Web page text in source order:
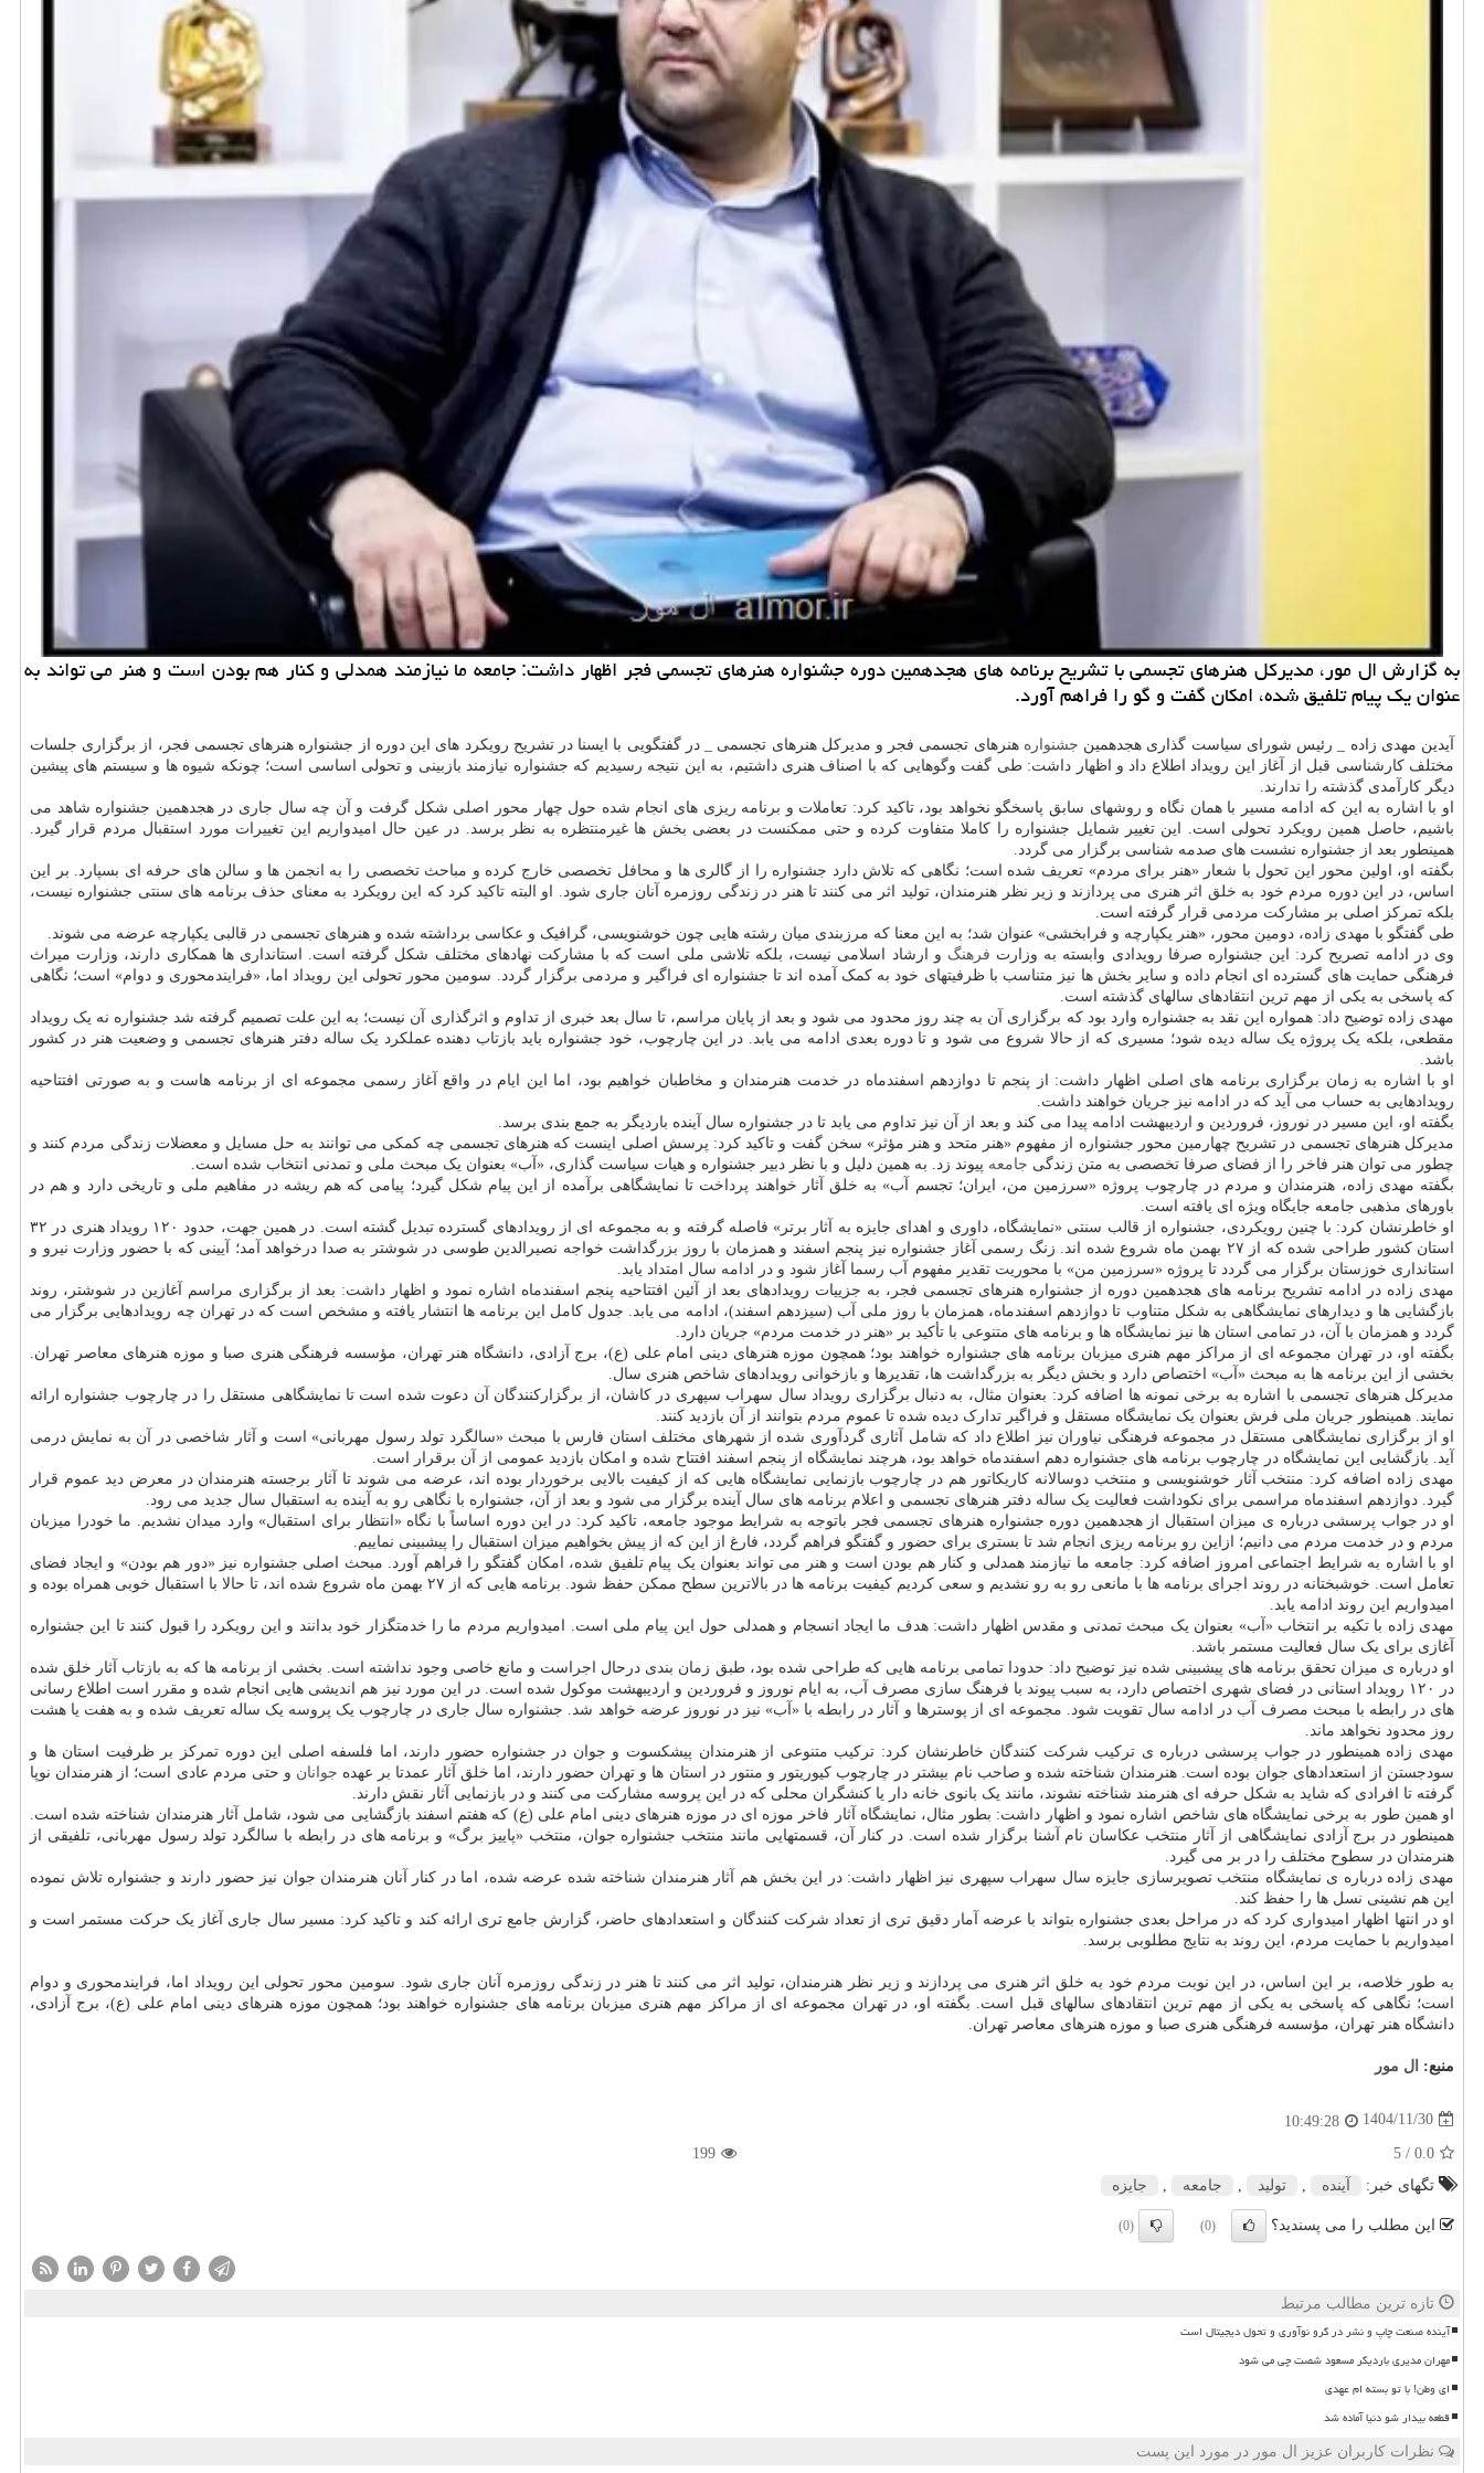
به گزارش ال مور، مدیرکل هنرهای تجسمی با تشریح برنامه های هجدهمین دوره جشنواره هنرهای تجسمی فجر اظهار داشت: جامعه ما نیازمند همدلی و کنار هم بودن است و هنر می تواند به
عنوان یک پیام تلفیق شده، امکان گفت و گو را فراهم آورد.
آیدین مهدی زاده _ رئیس شورای سیاست گذاری هجدهمین جشنواره هنرهای تجسمی فجر و مدیرکل هنرهای تجسمی _ در گفتگویی با ایسنا در تشریح رویکرد های این دوره از جشنواره هنرهای تجسمی فجر، از برگزاری جلسات
مختلف کارشناسی قبل از آغاز این رویداد اطلاع داد و اظهار داشت: طی گفت وگوهایی که با اصناف هنری داشتیم، به این نتیجه رسیدیم که جشنواره نیازمند بازبینی و تحولی اساسی است؛ چونکه شیوه ها و سیستم های پیشین
دیگر کارآمدی گذشته را ندارند.
او با اشاره به این که ادامه مسیر با همان نگاه و روشهای سابق پاسخگو نخواهد بود، تاکید کرد: تعاملات و برنامه ریزی های انجام شده حول چهار محور اصلی شکل گرفت و آن چه سال جاری در هجدهمین جشنواره شاهد می
باشیم، حاصل همین رویکرد تحولی است. این تغییر شمایل جشنواره را کاملا متفاوت کرده و حتی ممکنست در بعضی بخش ها غیرمنتظره به نظر برسد. در عین حال امیدواریم این تغییرات مورد استقبال مردم قرار گیرد.
همینطور بعد از جشنواره نشست های صدمه شناسی برگزار می گردد.
بگفته او، اولین محور این تحول با شعار «هنر برای مردم» تعریف شده است؛ نگاهی که تلاش دارد جشنواره را از گالری ها و محافل تخصصی خارج کرده و مباحث تخصصی را به انجمن ها و سالن های حرفه ای بسپارد. بر این
اساس، در این دوره مردم خود به خلق اثر هنری می پردازند و زیر نظر هنرمندان، تولید اثر می کنند تا هنر در زندگی روزمره آنان جاری شود. او البته تاکید کرد که این رویکرد به معنای حذف برنامه های سنتی جشنواره نیست،
بلکه تمرکز اصلی بر مشارکت مردمی قرار گرفته است.
طی گفتگو با مهدی زاده، دومین محور، «هنر یکپارچه و فرابخشی» عنوان شد؛ به این معنا که مرزبندی میان رشته هایی چون خوشنویسی، گرافیک و عکاسی برداشته شده و هنرهای تجسمی در قالبی یکپارچه عرضه می شوند.
وی در ادامه تصریح کرد: این جشنواره صرفا رویدادی وابسته به وزارت فرهنگ و ارشاد اسلامی نیست، بلکه تلاشی ملی است که با مشارکت نهادهای مختلف شکل گرفته است. استانداری ها همکاری دارند، وزارت میراث
فرهنگی حمایت های گسترده ای انجام داده و سایر بخش ها نیز متناسب با ظرفیتهای خود به کمک آمده اند تا جشنواره ای فراگیر و مردمی برگزار گردد. سومین محور تحولی این رویداد اما، «فرایندمحوری و دوام» است؛ نگاهی
که پاسخی به یکی از مهم ترین انتقادهای سالهای گذشته است.
مهدی زاده توضیح داد: همواره این نقد به جشنواره وارد بود که برگزاری آن به چند روز محدود می شود و بعد از پایان مراسم، تا سال بعد خبری از تداوم و اثرگذاری آن نیست؛ به این علت تصمیم گرفته شد جشنواره نه یک رویداد
مقطعی، بلکه یک پروژه یک ساله دیده شود؛ مسیری که از حالا شروع می شود و تا دوره بعدی ادامه می یابد. در این چارچوب، خود جشنواره باید بازتاب دهنده عملکرد یک ساله دفتر هنرهای تجسمی و وضعیت هنر در کشور
باشد.
او با اشاره به زمان برگزاری برنامه های اصلی اظهار داشت: از پنجم تا دوازدهم اسفندماه در خدمت هنرمندان و مخاطبان خواهیم بود، اما این ایام در واقع آغاز رسمی مجموعه ای از برنامه هاست و به صورتی افتتاحیه
رویدادهایی به حساب می آید که در ادامه نیز جریان خواهند داشت.
بگفته او، این مسیر در نوروز، فروردین و اردیبهشت ادامه پیدا می کند و بعد از آن نیز تداوم می یابد تا در جشنواره سال آینده باردیگر به جمع بندی برسد.
مدیرکل هنرهای تجسمی در تشریح چهارمین محور جشنواره از مفهوم «هنر متحد و هنر مؤثر» سخن گفت و تاکید کرد: پرسش اصلی اینست که هنرهای تجسمی چه کمکی می توانند به حل مسایل و معضلات زندگی مردم کنند و
چطور می توان هنر فاخر را از فضای صرفا تخصصی به متن زندگی جامعه پیوند زد. به همین دلیل و با نظر دبیر جشنواره و هیات سیاست گذاری، «آب» بعنوان یک مبحث ملی و تمدنی انتخاب شده است.
بگفته مهدی زاده، هنرمندان و مردم در چارچوب پروژه «سرزمین من، ایران؛ تجسم آب» به خلق آثار خواهند پرداخت تا نمایشگاهی برآمده از این پیام شکل گیرد؛ پیامی که هم ریشه در مفاهیم ملی و تاریخی دارد و هم در
باورهای مذهبی جامعه جایگاه ویژه ای یافته است.
او خاطرنشان کرد: با چنین رویکردی، جشنواره از قالب سنتی «نمایشگاه، داوری و اهدای جایزه به آثار برتر» فاصله گرفته و به مجموعه ای از رویدادهای گسترده تبدیل گشته است. در همین جهت، حدود ۱۲۰ رویداد هنری در ۳۲
استان کشور طراحی شده که از ۲۷ بهمن ماه شروع شده اند. زنگ رسمی آغاز جشنواره نیز پنجم اسفند و همزمان با روز بزرگداشت خواجه نصیرالدین طوسی در شوشتر به صدا درخواهد آمد؛ آیینی که با حضور وزارت نیرو و
استانداری خوزستان برگزار می گردد تا پروژه «سرزمین من» با محوریت تقدیر مفهوم آب رسما آغاز شود و در ادامه سال امتداد یابد.
مهدی زاده در ادامه تشریح برنامه های هجدهمین دوره از جشنواره هنرهای تجسمی فجر، به جزییات رویدادهای بعد از آئین افتتاحیه پنجم اسفندماه اشاره نمود و اظهار داشت: بعد از برگزاری مراسم آغازین در شوشتر، روند
بازگشایی ها و دیدارهای نمایشگاهی به شکل متناوب تا دوازدهم اسفندماه، همزمان با روز ملی آب (سیزدهم اسفند)، ادامه می یابد. جدول کامل این برنامه ها انتشار یافته و مشخص است که در تهران چه رویدادهایی برگزار می
گردد و همزمان با آن، در تمامی استان ها نیز نمایشگاه ها و برنامه های متنوعی با تأکید بر «هنر در خدمت مردم» جریان دارد.
بگفته او، در تهران مجموعه ای از مراکز مهم هنری میزبان برنامه های جشنواره خواهند بود؛ همچون موزه هنرهای دینی امام علی (ع)، برج آزادی، دانشگاه هنر تهران، مؤسسه فرهنگی هنری صبا و موزه هنرهای معاصر تهران.
بخشی از این برنامه ها به مبحث «آب» اختصاص دارد و بخش دیگر به بزرگداشت ها، تقدیرها و بازخوانی رویدادهای شاخص هنری سال.
مدیرکل هنرهای تجسمی با اشاره به برخی نمونه ها اضافه کرد: بعنوان مثال، به دنبال برگزاری رویداد سال سهراب سپهری در کاشان، از برگزارکنندگان آن دعوت شده است تا نمایشگاهی مستقل را در چارچوب جشنواره ارائه
نمایند. همینطور جریان ملی فرش بعنوان یک نمایشگاه مستقل و فراگیر تدارک دیده شده تا عموم مردم بتوانند از آن بازدید کنند.
او از برگزاری نمایشگاهی مستقل در مجموعه فرهنگی نیاوران نیز اطلاع داد که شامل آثاری گردآوری شده از شهرهای مختلف استان فارس با مبحث «سالگرد تولد رسول مهربانی» است و آثار شاخصی در آن به نمایش درمی
آید. بازگشایی این نمایشگاه در چارچوب برنامه های جشنواره دهم اسفندماه خواهد بود، هرچند نمایشگاه از پنجم اسفند افتتاح شده و امکان بازدید عمومی از آن برقرار است.
مهدی زاده اضافه کرد: منتخب آثار خوشنویسی و منتخب دوسالانه کاریکاتور هم در چارچوب بازنمایی نمایشگاه هایی که از کیفیت بالایی برخوردار بوده اند، عرضه می شوند تا آثار برجسته هنرمندان در معرض دید عموم قرار
گیرد. دوازدهم اسفندماه مراسمی برای نکوداشت فعالیت یک ساله دفتر هنرهای تجسمی و اعلام برنامه های سال آینده برگزار می شود و بعد از آن، جشنواره با نگاهی رو به آینده به استقبال سال جدید می رود.
او در جواب پرسشی درباره ی میزان استقبال از هجدهمین دوره جشنواره هنرهای تجسمی فجر باتوجه به شرایط موجود جامعه، تاکید کرد: در این دوره اساساً با نگاه «انتظار برای استقبال» وارد میدان نشدیم. ما خودرا میزبان
مردم و در خدمت مردم می دانیم؛ ازاین رو برنامه ریزی انجام شد تا بستری برای حضور و گفتگو فراهم گردد، فارغ از این که از پیش بخواهیم میزان استقبال را پیشبینی نماییم.
او با اشاره به شرایط اجتماعی امروز اضافه کرد: جامعه ما نیازمند همدلی و کنار هم بودن است و هنر می تواند بعنوان یک پیام تلفیق شده، امکان گفتگو را فراهم آورد. مبحث اصلی جشنواره نیز «دور هم بودن» و ایجاد فضای
تعامل است. خوشبختانه در روند اجرای برنامه ها با مانعی رو به رو نشدیم و سعی کردیم کیفیت برنامه ها در بالاترین سطح ممکن حفظ شود. برنامه هایی که از ۲۷ بهمن ماه شروع شده اند، تا حالا با استقبال خوبی همراه بوده و
امیدواریم این روند ادامه یابد.
مهدی زاده با تکیه بر انتخاب «آب» بعنوان یک مبحث تمدنی و مقدس اظهار داشت: هدف ما ایجاد انسجام و همدلی حول این پیام ملی است. امیدواریم مردم ما را خدمتگزار خود بدانند و این رویکرد را قبول کنند تا این جشنواره
آغازی برای یک سال فعالیت مستمر باشد.
او درباره ی میزان تحقق برنامه های پیشبینی شده نیز توضیح داد: حدودا تمامی برنامه هایی که طراحی شده بود، طبق زمان بندی درحال اجراست و مانع خاصی وجود نداشته است. بخشی از برنامه ها که به بازتاب آثار خلق شده
در ۱۲۰ رویداد استانی در فضای شهری اختصاص دارد، به سبب پیوند با فرهنگ سازی مصرف آب، به ایام نوروز و فروردین و اردیبهشت موکول شده است. در این مورد نیز هم اندیشی هایی انجام شده و مقرر است اطلاع رسانی
های در رابطه با مبحث مصرف آب در ادامه سال تقویت شود. مجموعه ای از پوسترها و آثار در رابطه با «آب» نیز در نوروز عرضه خواهد شد. جشنواره سال جاری در چارچوب یک پروسه یک ساله تعریف شده و به هفت یا هشت
روز محدود نخواهد ماند.
مهدی زاده همینطور در جواب پرسشی درباره ی ترکیب شرکت کنندگان خاطرنشان کرد: ترکیب متنوعی از هنرمندان پیشکسوت و جوان در جشنواره حضور دارند، اما فلسفه اصلی این دوره تمرکز بر ظرفیت استان ها و
سودجستن از استعدادهای جوان بوده است. هنرمندان شناخته شده و صاحب نام بیشتر در چارچوب کیوریتور و منتور در استان ها و تهران حضور دارند، اما خلق آثار عمدتا بر عهده جوانان و حتی مردم عادی است؛ از هنرمندان نوپا
گرفته تا افرادی که شاید به شکل حرفه ای هنرمند شناخته نشوند، مانند یک بانوی خانه دار یا کنشگران محلی که در این پروسه مشارکت می کنند و در بازنمایی آثار نقش دارند.
او همین طور به برخی نمایشگاه های شاخص اشاره نمود و اظهار داشت: بطور مثال، نمایشگاه آثار فاخر موزه ای در موزه هنرهای دینی امام علی (ع) که هفتم اسفند بازگشایی می شود، شامل آثار هنرمندان شناخته شده است.
همینطور در برج آزادی نمایشگاهی از آثار منتخب عکاسان نام آشنا برگزار شده است. در کنار آن، قسمتهایی مانند منتخب جشنواره جوان، منتخب «پاییز برگ» و برنامه های در رابطه با سالگرد تولد رسول مهربانی، تلفیقی از
هنرمندان در سطوح مختلف را در بر می گیرد.
مهدی زاده درباره ی نمایشگاه منتخب تصویرسازی جایزه سال سهراب سپهری نیز اظهار داشت: در این بخش هم آثار هنرمندان شناخته شده عرضه شده، اما در کنار آنان هنرمندان جوان نیز حضور دارند و جشنواره تلاش نموده
این هم نشینی نسل ها را حفظ کند.
او در انتها اظهار امیدواری کرد که در مراحل بعدی جشنواره بتواند با عرضه آمار دقیق تری از تعداد شرکت کنندگان و استعدادهای حاضر، گزارش جامع تری ارائه کند و تاکید کرد: مسیر سال جاری آغاز یک حرکت مستمر است و
امیدواریم با حمایت مردم، این روند به نتایج مطلوبی برسد.
به طور خلاصه، بر این اساس، در این نوبت مردم خود به خلق اثر هنری می پردازند و زیر نظر هنرمندان، تولید اثر می کنند تا هنر در زندگی روزمره آنان جاری شود. سومین محور تحولی این رویداد اما، فرایندمحوری و دوام
است؛ نگاهی که پاسخی به یکی از مهم ترین انتقادهای سالهای قبل است. بگفته او، در تهران مجموعه ای از مراکز مهم هنری میزبان برنامه های جشنواره خواهند بود؛ همچون موزه هنرهای دینی امام علی (ع)، برج آزادی،
دانشگاه هنر تهران، مؤسسه فرهنگی هنری صبا و موزه هنرهای معاصر تهران.
منبع: ال مور
1404/11/30
10:49:28
0.0
/ 5
199
تگهای خبر:
آینده تولید جامعه جایزه
این مطلب را می پسندید؟ (0)
(0)
تازه ترین مطالب مرتبط
آینده صنعت چاپ و نشر در گرو نوآوری و تحول دیجیتال است
مهران مدیری باردیگر مسعود شصت چی می شود
ای وطن! با تو بسته ام عهدی
قطعه بیدار شو دنیا آماده شد
نظرات کاربران عزیز ال مور در مورد این پست